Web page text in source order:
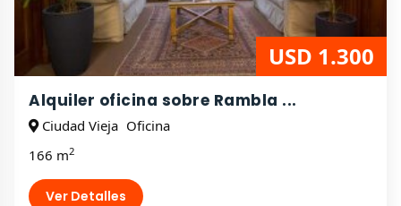
USD 1.300
Alquiler oficina sobre Rambla ...
Ciudad Vieja Oficina
166 m2
Ver Detalles